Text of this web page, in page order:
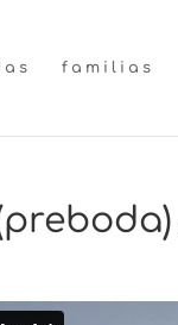
familias